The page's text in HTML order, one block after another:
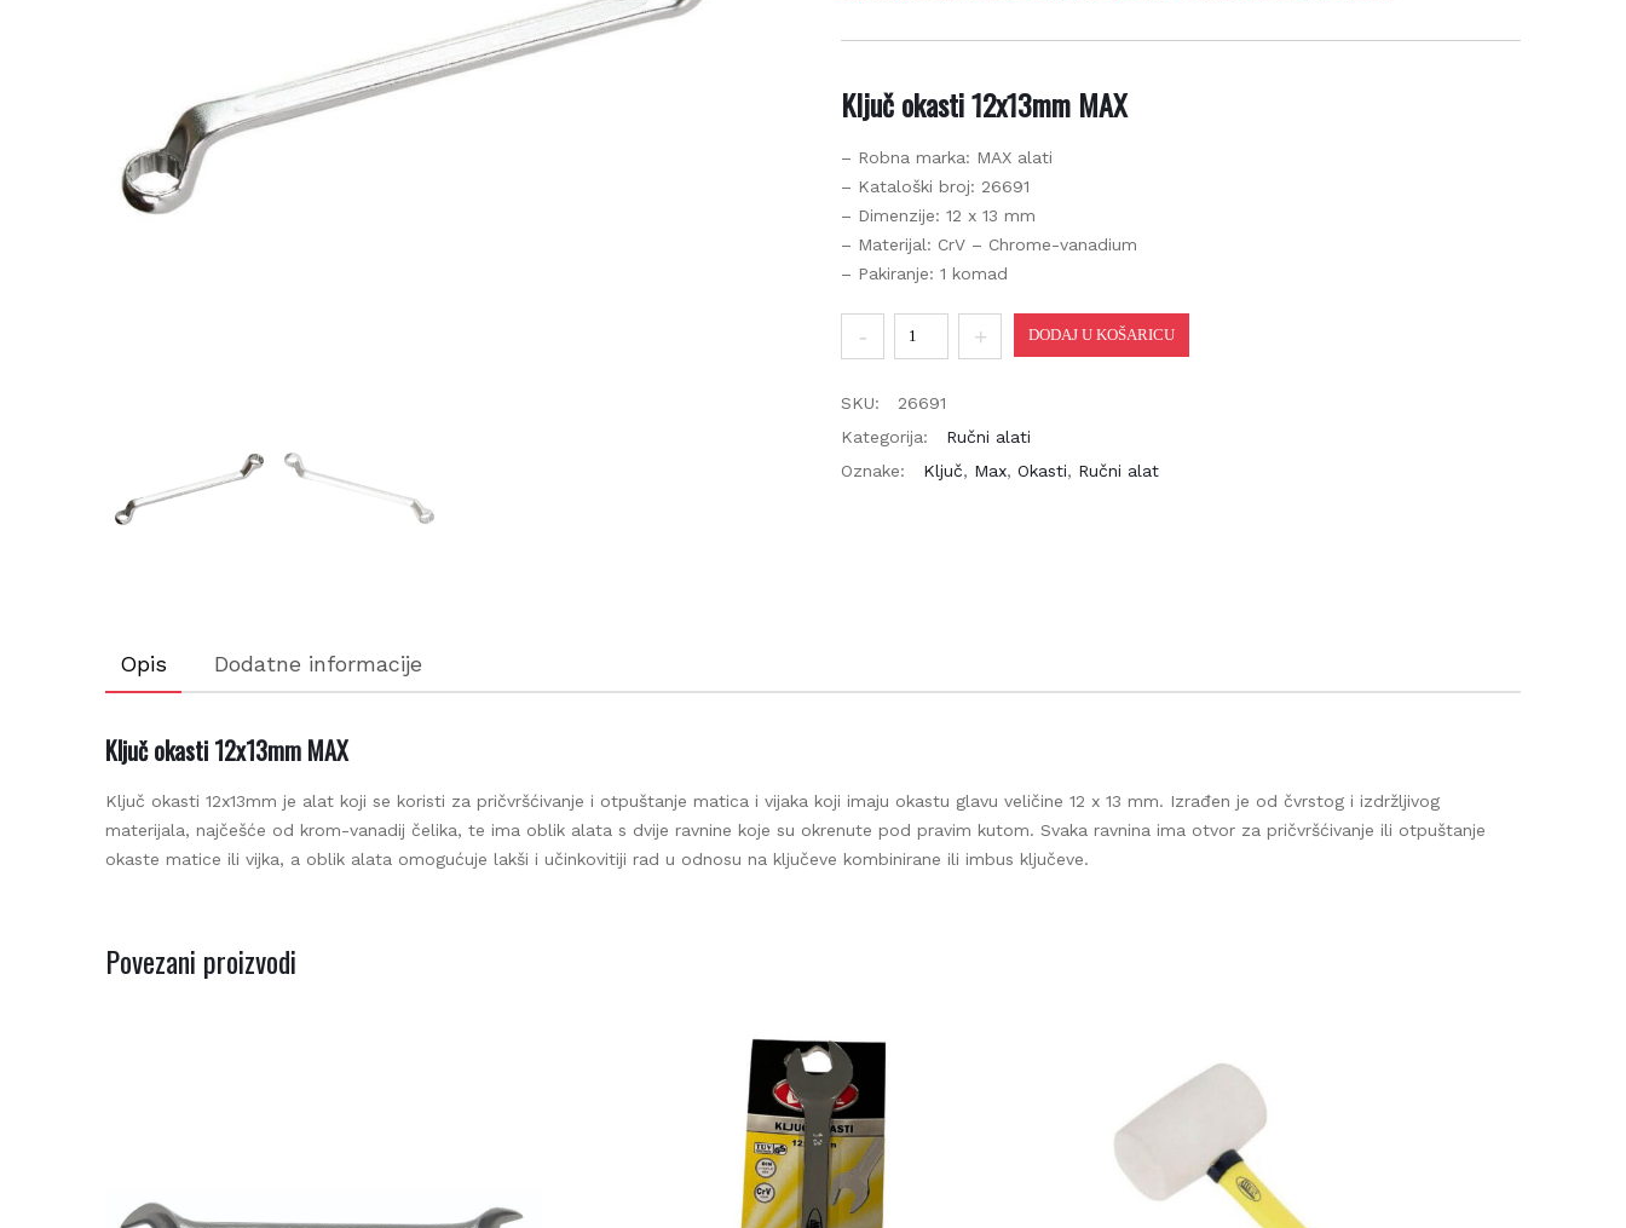
Ključ okasti 12x13mm MAX
– Robna marka: MAX alati
– Kataloški broj: 26691
– Dimenzije: 12 x 13 mm
– Materijal: CrV – Chrome-vanadium
– Pakiranje: 1 komad
Ključ
okasti
količina
DODAJ U KOŠARICU
SKU:
26691
Kategorija:
Ručni alati
Oznake:
Ključ,Max,Okasti,Ručni alat
Opis Dodatne informacije
Ključ okasti 12x13mm MAX
Ključ okasti 12x13mm je alat koji se koristi za pričvršćivanje i otpuštanje matica i vijaka koji imaju okastu glavu veličine 12 x 13 mm. Izrađen je od čvrstog i izdržljivog
materijala, najčešće od krom-vanadij čelika, te ima oblik alata s dvije ravnine koje su okrenute pod pravim kutom. Svaka ravnina ima otvor za pričvršćivanje ili otpuštanje
okaste matice ili vijka, a oblik alata omogućuje lakši i učinkovitiji rad u odnosu na ključeve kombinirane ili imbus ključeve.
Povezani proizvodi
DOSTAVLJAMO ROBU!
Besplatna dostava robe moguća je za područje Grada Zagreba i
Zagrebačke županije.